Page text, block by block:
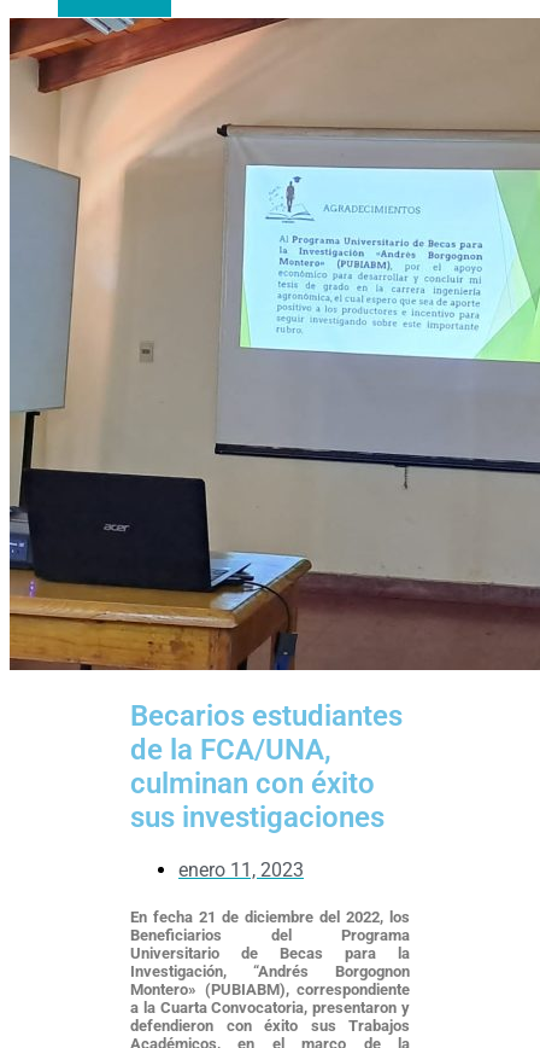
Becarios estudiantes
de la FCA/UNA,
culminan con éxito
sus investigaciones
enero 11, 2023
En fecha 21 de diciembre del 2022, los
Beneficiarios del Programa
Universitario de Becas para la
Investigación, “Andrés Borgognon
Montero» (PUBIABM), correspondiente
a la Cuarta Convocatoria, presentaron y
defendieron con éxito sus Trabajos
Académicos, en el marco de la